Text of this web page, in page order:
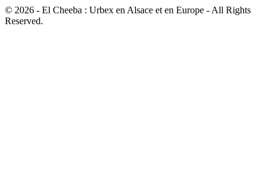
© 2026 - El Cheeba : Urbex en Alsace et en Europe - All Rights
Reserved.